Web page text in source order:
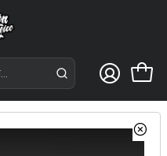
Baterias y Cargadores
NP-F970